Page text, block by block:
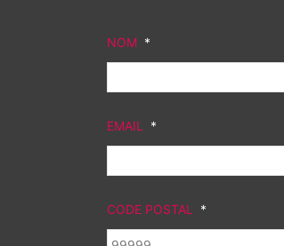
NOM *
EMAIL *
CODE POSTAL *